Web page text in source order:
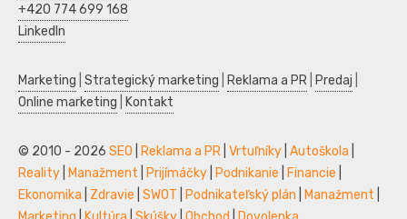
+420 774 699 168
LinkedIn
Marketing Strategický marketing Reklama a PR Predaj
Online marketing
Kontakt
© 2010 - 2026 SEO Reklama a PR Vrtuľníky Autoškola
Reality
Manažment Prijímáčky Podnikanie Financie
Ekonomika
Zdravie SWOT Podnikateľský plán Manažment